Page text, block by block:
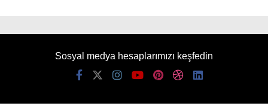
Sosyal medya hesaplarımızı keşfedin